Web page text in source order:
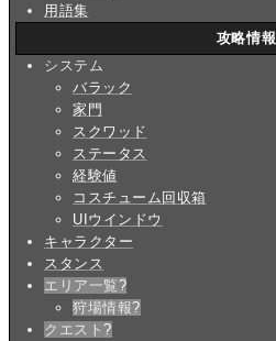
用語集
攻略情報
システム
バラック
家門
スクワッド
ステータス
経験値
コスチューム回収箱
UIウインドウ
キャラクター
スタンス
エリア一覧?
狩場情報?
クエスト?